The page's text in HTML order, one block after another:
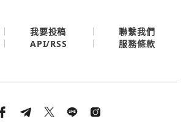
我要投稿
聯繫我們
API/RSS 服務條款